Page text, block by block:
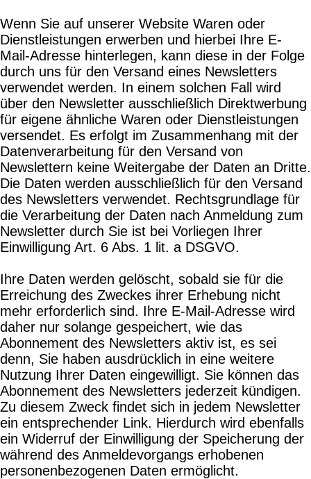
Wenn Sie auf unserer Website Waren oder
Dienstleistungen erwerben und hierbei Ihre E-
Mail-Adresse hinterlegen, kann diese in der Folge
durch uns für den Versand eines Newsletters
verwendet werden. In einem solchen Fall wird
über den Newsletter ausschließlich Direktwerbung
für eigene ähnliche Waren oder Dienstleistungen
versendet. Es erfolgt im Zusammenhang mit der
Datenverarbeitung für den Versand von
Newslettern keine Weitergabe der Daten an Dritte.
Die Daten werden ausschließlich für den Versand
des Newsletters verwendet. Rechtsgrundlage für
die Verarbeitung der Daten nach Anmeldung zum
Newsletter durch Sie ist bei Vorliegen Ihrer
Einwilligung Art. 6 Abs. 1 lit. a DSGVO.
Ihre Daten werden gelöscht, sobald sie für die
Erreichung des Zweckes ihrer Erhebung nicht
mehr erforderlich sind. Ihre E-Mail-Adresse wird
daher nur solange gespeichert, wie das
Abonnement des Newsletters aktiv ist, es sei
denn, Sie haben ausdrücklich in eine weitere
Nutzung Ihrer Daten eingewilligt. Sie können das
Abonnement des Newsletters jederzeit kündigen.
Zu diesem Zweck findet sich in jedem Newsletter
ein entsprechender Link. Hierdurch wird ebenfalls
ein Widerruf der Einwilligung der Speicherung der
während des Anmeldevorgangs erhobenen
personenbezogenen Daten ermöglicht.